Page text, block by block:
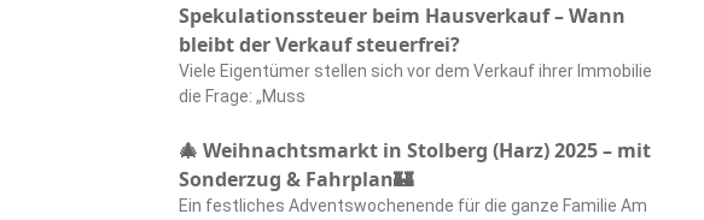
Spekulationssteuer beim Hausverkauf – Wann
bleibt der Verkauf steuerfrei?
Viele Eigentümer stellen sich vor dem Verkauf ihrer Immobilie
die Frage: „Muss
🎄 Weihnachtsmarkt in Stolberg (Harz) 2025 – mit
Sonderzug & Fahrplan🏰
Ein festliches Adventswochenende für die ganze Familie Am